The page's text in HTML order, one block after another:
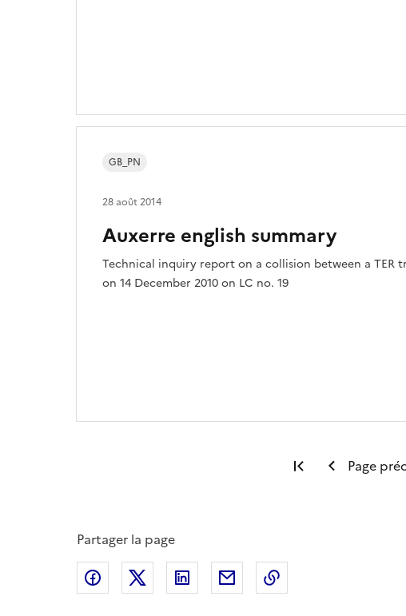
Auxerre english summary
Technical inquiry report on a collision between a TER
on 14 December 2010 on LC no. 19
GB_PN
28 août 2014
Première page
Page
Partager la page
Partager sur Facebook
Partager sur XPartager sur LinkedIn
Partager par email